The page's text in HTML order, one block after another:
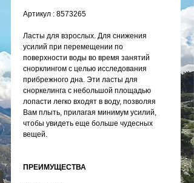
Артикул : 8573265
Ласты для взрослых. Для снижения
усилий при перемещении по
поверхности воды во время занятий
снорклингом с целью исследования
прибрежного дна. Эти ласты для
сноркелинга с небольшой площадью
лопасти легко входят в воду, позволяя
Вам плыть, прилагая минимум усилий,
чтобы увидеть еще больше чудесных
вещей.
ПРЕИМУЩЕСТВА